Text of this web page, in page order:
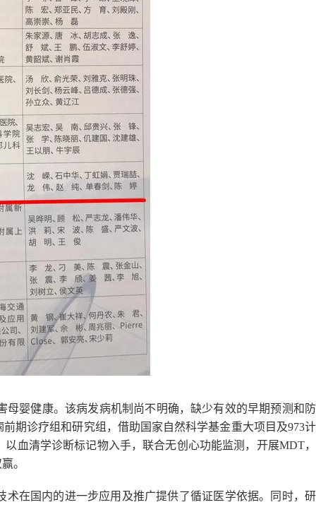
婴健康。该病发病机制尚不明确，缺少有效的早期预测和防
前期诊疗组和研究组，借助国家自然科学基金重大项目及973计
血清学诊断标记物入手，联合无创心功能监测，开展MDT，
。
在国内的进一步应用及推广提供了循证医学依据。同时，研